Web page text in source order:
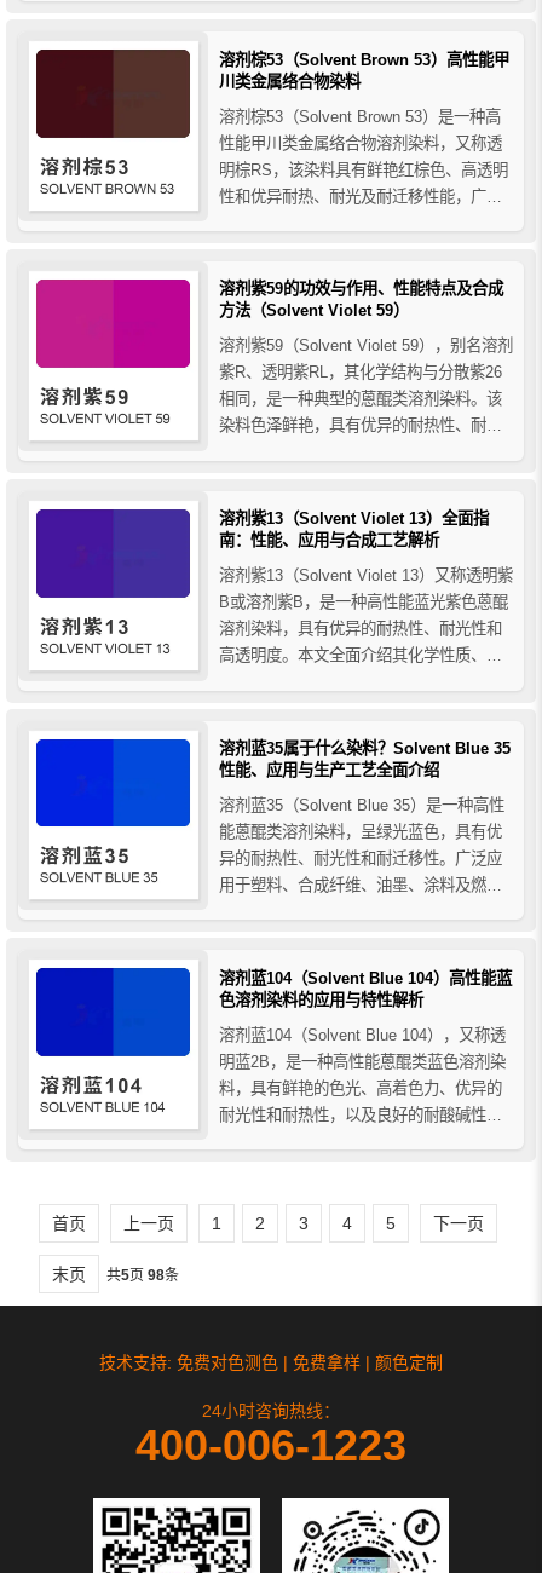
点及合成方法。
溶剂棕53（Solvent Brown 53）高性能甲
川类金属络合物染料
溶剂棕53（Solvent Brown 53）是一种高
性能甲川类金属络合物溶剂染料，又称透
明棕RS，该染料具有鲜艳红棕色、高透明
性和优异耐热、耐光及耐迁移性能，广泛
溶剂紫59的功效与作用、性能特点及合成
方法（Solvent Violet 59）
溶剂紫59（Solvent Violet 59），别名溶剂
紫R、透明紫RL，其化学结构与分散紫26
相同，是一种典型的蒽醌类溶剂染料。该
染料色泽鲜艳，具有优异的耐热性、耐光
高透明制品的优质着色需求。
溶剂紫13（Solvent Violet 13）全面指
南：性能、应用与合成工艺解析
溶剂紫13（Solvent Violet 13）又称透明紫
B或溶剂紫B，是一种高性能蓝光紫色蒽醌
溶剂染料，具有优异的耐热性、耐光性和
高透明度。本文全面介绍其化学性质、合
解溶剂紫13的使用价值与工业应用潜力。
溶剂蓝35属于什么染料？Solvent Blue 35
性能、应用与生产工艺全面介绍
溶剂蓝35（Solvent Blue 35）是一种高性
能蒽醌类溶剂染料，呈绿光蓝色，具有优
异的耐热性、耐光性和耐迁移性。广泛应
用于塑料、合成纤维、油墨、涂料及燃料
的生产工艺，帮助您全面了解这一工业常
用蓝色染料。
溶剂蓝104（Solvent Blue 104）高性能蓝
色溶剂染料的应用与特性解析
溶剂蓝104（Solvent Blue 104），又称透
明蓝2B，是一种高性能蒽醌类蓝色溶剂染
料，具有鲜艳的色光、高着色力、优异的
耐光性和耐热性，以及良好的耐酸碱性和
颜色。本文全面解析溶剂蓝104的理化性
质、生产...
首页 上一页 1 2 3 4 5 下一页
末页 共5页 98条
技术支持: 免费对色测色 | 免费拿样 | 颜色定制
24小时咨询热线：
400-006-1223